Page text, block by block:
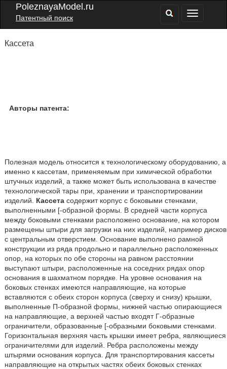
PoleznayaModel.ru
Патентный поиск
Кассета
Авторы патента:
Полезная модель относится к технологическому оборудованию, а
именно к кассетам, применяемым при химической обработки
штучных изделий, а также может быть использована в качестве
технологической тары при, хранении и транспортировании
изделий. Кассетасодержит корпус с боковыми стенками,
выполненными [-образной формы. В средней части корпуса
между боковыми стенками расположено основание, на котором
размещены штыри для загрузки на них изделий, например дисков
с центральным отверстием. Основание выполнено рамной
конструкции из ряда продольно и параллельно расположенных
опор, на которых по обе стороны на равном расстоянии
выступают штыри, расположенные на соседних рядах опор
основания в шахматном порядке. На уровне основания на
боковых стенках имеются направляющие, на которые
вставляются с обеих сторон корпуса (сверху и снизу) крышки,
выполненные П-образной формы, нижней частью опирающиеся
на направляющие, а верхней частью входят Г-образные
ограничители, образованные [-образными боковыми стенками.
Горизонтальная верхняя часть крышки имеет ребра, являющиеся
ограничителями для изделий. Ребра расположены между
штырями основания корпуса. Для транспортирования кассеты
направляющие на открытых частях обеих боковых стенках